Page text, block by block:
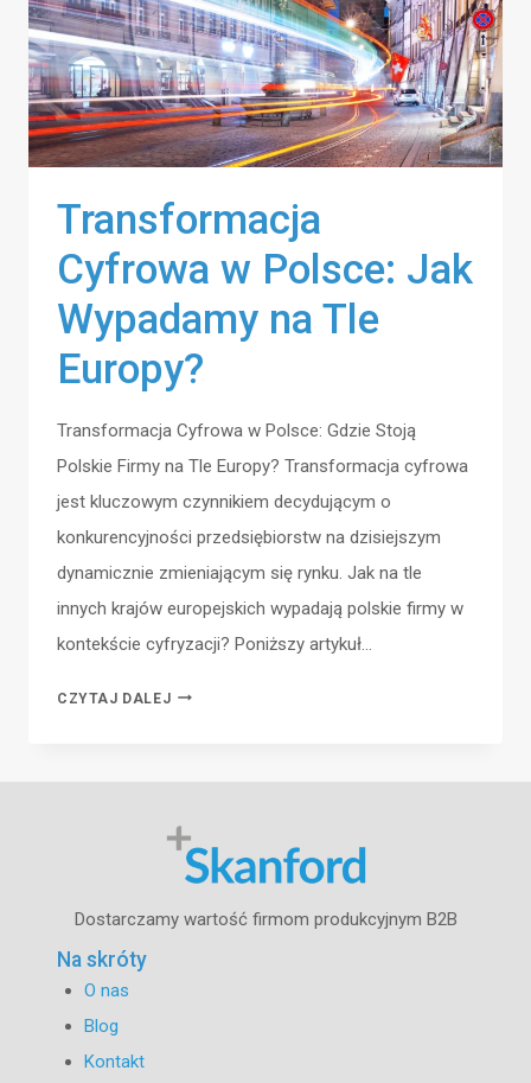
Transformacja
Cyfrowa w Polsce: Jak
Wypadamy na Tle
Europy?
Transformacja Cyfrowa w Polsce: Gdzie Stoją
Polskie Firmy na Tle Europy? Transformacja cyfrowa
jest kluczowym czynnikiem decydującym o
konkurencyjności przedsiębiorstw na dzisiejszym
dynamicznie zmieniającym się rynku. Jak na tle
innych krajów europejskich wypadają polskie firmy w
kontekście cyfryzacji? Poniższy artykuł…
CZYTAJ DALEJTRANSFORMACJA
WYPADAMY
NA
EUROPY?
Dostarczamy wartość firmom produkcyjnym B2B
Na skróty
O nas
Blog
Kontakt